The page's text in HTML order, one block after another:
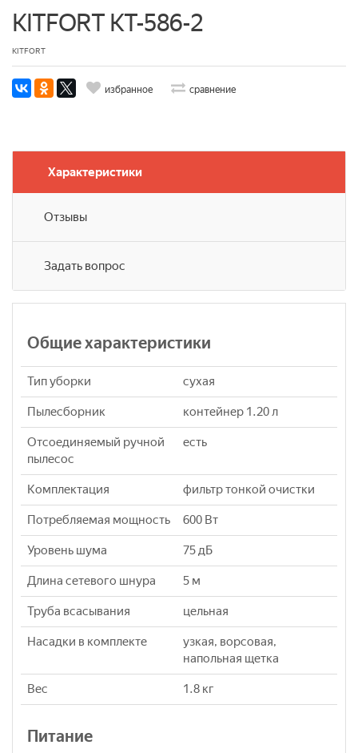
KITFORT КТ-586-2
KITFORT
избранное сравнение
Характеристики
Отзывы
Задать вопрос
Общие характеристики
Тип уборки сухая
Пылесборник контейнер 1.20 л
Отсоединяемый ручной
пылесос
есть
Комплектация фильтр тонкой очистки
Потребляемая мощность 600 Вт
Уровень шума 75 дБ
Длина сетевого шнура 5 м
Труба всасывания цельная
Насадки в комплекте
узкая, ворсовая,
напольная щетка
Вес 1.8 кг
Питание